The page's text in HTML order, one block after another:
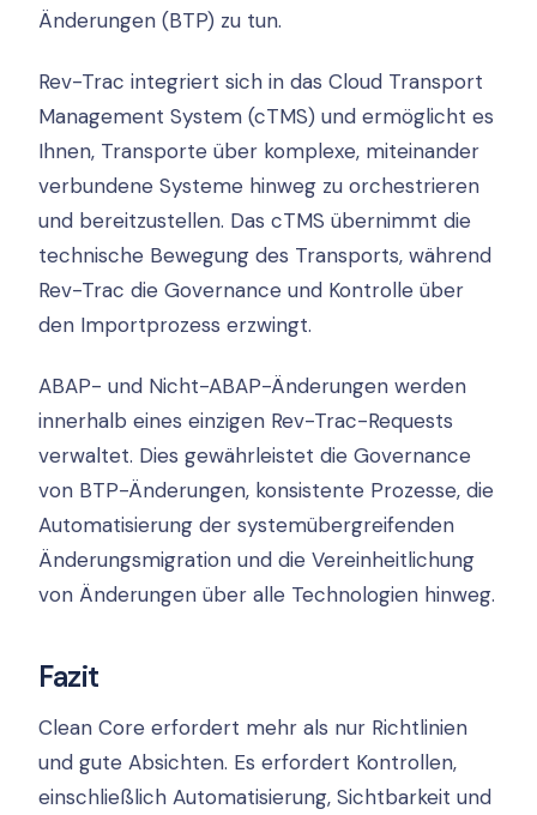
Änderungen (BTP) zu tun.
Rev-Trac integriert sich in das Cloud Transport
Management System (cTMS) und ermöglicht es
Ihnen, Transporte über komplexe, miteinander
verbundene Systeme hinweg zu orchestrieren
und bereitzustellen. Das cTMS übernimmt die
technische Bewegung des Transports, während
Rev-Trac die Governance und Kontrolle über
den Importprozess erzwingt.
ABAP- und Nicht-ABAP-Änderungen werden
innerhalb eines einzigen Rev-Trac-Requests
verwaltet. Dies gewährleistet die Governance
von BTP-Änderungen, konsistente Prozesse, die
Automatisierung der systemübergreifenden
Änderungsmigration und die Vereinheitlichung
von Änderungen über alle Technologien hinweg.
Fazit
Clean Core erfordert mehr als nur Richtlinien
und gute Absichten. Es erfordert Kontrollen,
einschließlich Automatisierung, Sichtbarkeit und